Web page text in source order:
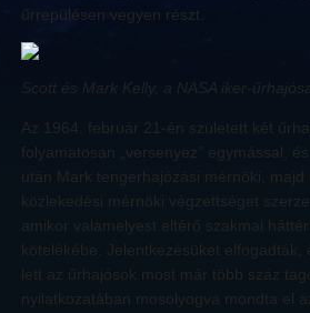
űrrepülésen vegyen részt.
Scott és Mark Kelly, a NASA iker-
Az 1964. február 21-én született két
folyamatosan „versenyez” egymással,
után Mark tengerhajózási mérnöki,
közlekedési mérnöki végzettséget
amikor valamelyest eltérő szakmai
kötelékébe. Jelentkezésüket elfogadták,
lett az űrhajósok most már több száz
nyilatkozatában mosolyogva mondta el